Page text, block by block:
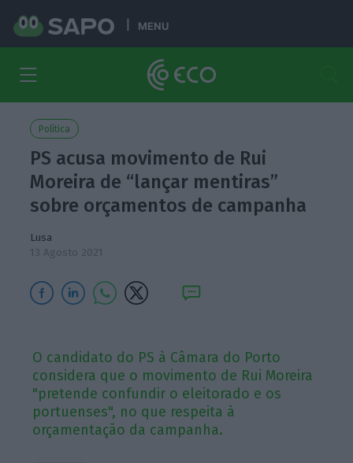
MENU
Política
PS acusa movimento de Rui
Moreira de “lançar mentiras”
sobre orçamentos de campanha
Lusa
13 Agosto 2021
O candidato do PS à Câmara do Porto
considera que o movimento de Rui Moreira
"pretende confundir o eleitorado e os
portuenses", no que respeita à
orçamentação da campanha.